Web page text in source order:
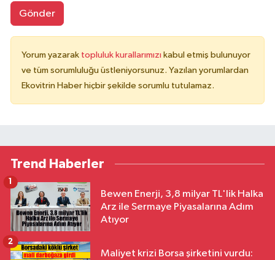
Gönder
Yorum yazarak topluluk kurallarımızı kabul etmiş bulunuyor
ve tüm sorumluluğu üstleniyorsunuz. Yazılan yorumlardan
Ekovitrin Haber hiçbir şekilde sorumlu tutulamaz.
Trend Haberler
Bewen Enerji, 3,8 milyar TL'lik Halka
Arz ile Sermaye Piyasalarına Adım
Atıyor
1
Maliyet krizi Borsa şirketini vurdu:
2